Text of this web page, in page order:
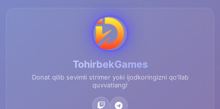
TohirbekGames
Donat qilib sevimli strimer yoki ijodkoringizni qo'llab
quvvatlang!